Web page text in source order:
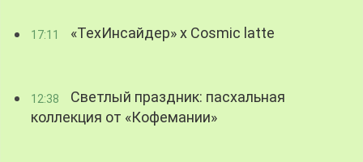
17:11 «ТехИнсайдер» х Cosmic latte
12:38
Светлый праздник: пасхальная
коллекция от «Кофемании»